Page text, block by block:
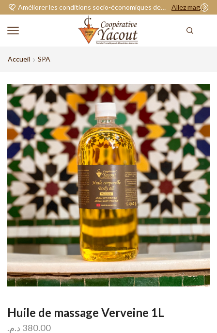
Améliorer les conditions socio-économiques de nos adhérents. Allez magasiner
Accueil SPA
Huile de massage Verveine 1L
380.00 د.م.